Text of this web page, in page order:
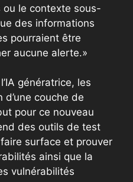
ou le contexte sous-
des informations
pourraient être
aucune alerte.»
génératrice, les
couche de
pour ce nouveau
des outils de test
surface et prouver
ainsi que la
vulnérabilités